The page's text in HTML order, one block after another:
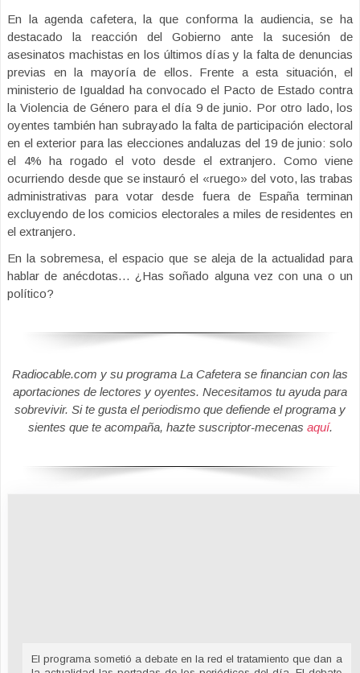
En la agenda cafetera, la que conforma la audiencia, se ha
destacado la reacción del Gobierno ante la sucesión de
asesinatos machistas en los últimos días y la falta de denuncias
previas en la mayoría de ellos. Frente a esta situación, el
ministerio de Igualdad ha convocado el Pacto de Estado contra
la Violencia de Género para el día 9 de junio. Por otro lado, los
oyentes también han subrayado la falta de participación electoral
en el exterior para las elecciones andaluzas del 19 de junio: solo
el 4% ha rogado el voto desde el extranjero. Como viene
ocurriendo desde que se instauró el «ruego» del voto, las trabas
administrativas para votar desde fuera de España terminan
excluyendo de los comicios electorales a miles de residentes en
el extranjero.
En la sobremesa, el espacio que se aleja de la actualidad para
hablar de anécdotas… ¿Has soñado alguna vez con una o un
político?
Radiocable.com y su programa La Cafetera se financian con las
aportaciones de lectores y oyentes. Necesitamos tu ayuda para
sobrevivir. Si te gusta el periodismo que defiende el programa y
sientes que te acompaña, hazte suscriptor-mecenas aquí.
El programa sometió a debate en la red el tratamiento que dan a